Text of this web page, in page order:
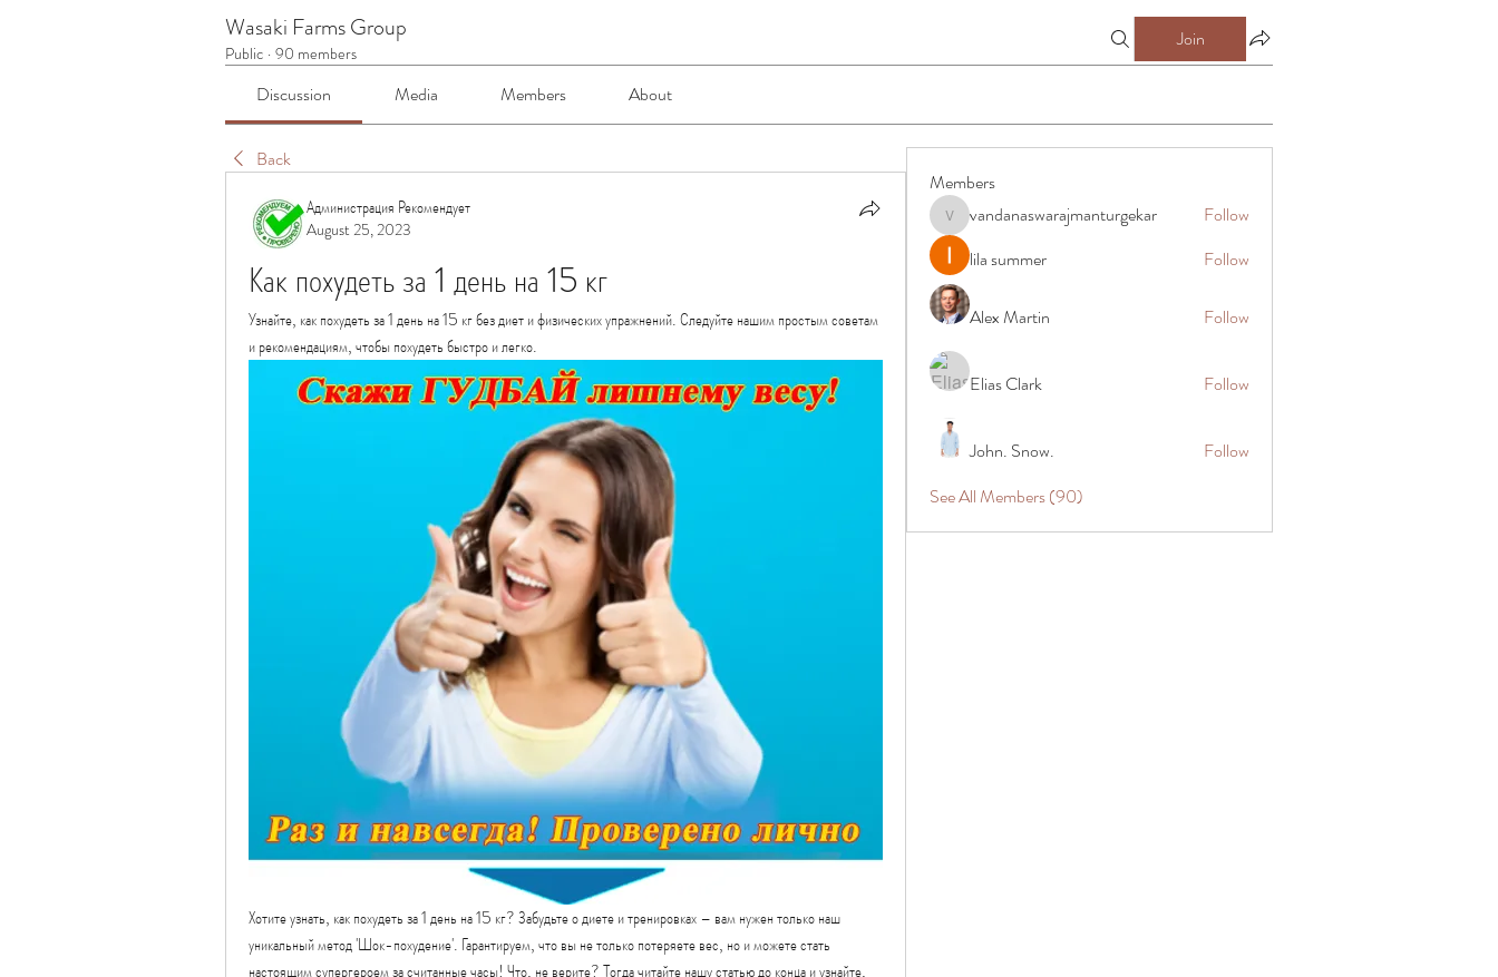
Wasaki Farms Group
Public · 90 members
Join
Discussion Media Members About
Back
Администрация Рекомендует
August 25, 2023
Как похудеть за 1 день на 15 кг
Узнайте, как похудеть за 1 день на 15 кг без диет и физических упражнений. Следуйте нашим простым советам
и рекомендациям, чтобы похудеть быстро и легко.
Хотите узнать, как похудеть за 1 день на 15 кг? Забудьте о диете и тренировках – вам нужен только наш
уникальный метод 'Шок-похудение'. Гарантируем, что вы не только потеряете вес, но и можете стать
настоящим супергероем за считанные часы! Что, не верите? Тогда читайте нашу статью до конца и узнайте,
Members
vandanaswarajmanturgekar
vandanaswarajmanturgekar
Follow
lila summer
Follow
Alex Martin Follow
Elias Clark Follow
John. Snow.
Follow
See All Members (90)